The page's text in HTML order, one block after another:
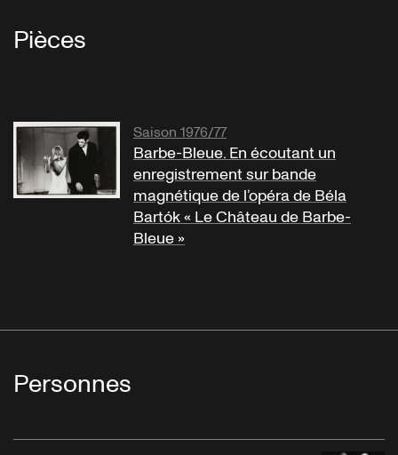
Pièces
Saison 1976/77
Barbe-Bleue. En écoutant un
enregistrement sur bande
magnétique de l’opéra de Béla
Bartók « Le Château de Barbe-
Bleue »
Personnes